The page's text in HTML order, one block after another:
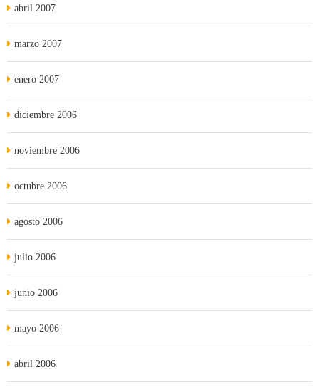
abril 2007
marzo 2007
enero 2007
diciembre 2006
noviembre 2006
octubre 2006
agosto 2006
julio 2006
junio 2006
mayo 2006
abril 2006